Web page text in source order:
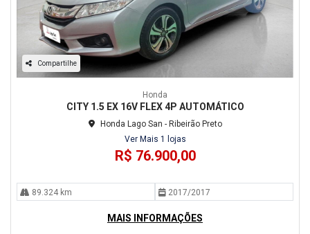
Compartilhe
Honda
CITY 1.5 EX 16V FLEX 4P AUTOMÁTICO
Honda Lago San - Ribeirão Preto
Ver Mais 1 lojas
R$ 76.900,00
89.324 km 2017/2017
MAIS INFORMAÇÕES